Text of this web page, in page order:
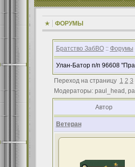
ФОРУМЫ
Братство ЗабВО:: Форумы
Улан-Батор п/п 96608
Переход на страницу 1 2 3
Модераторы: paul_head,
Автор
Ветеран